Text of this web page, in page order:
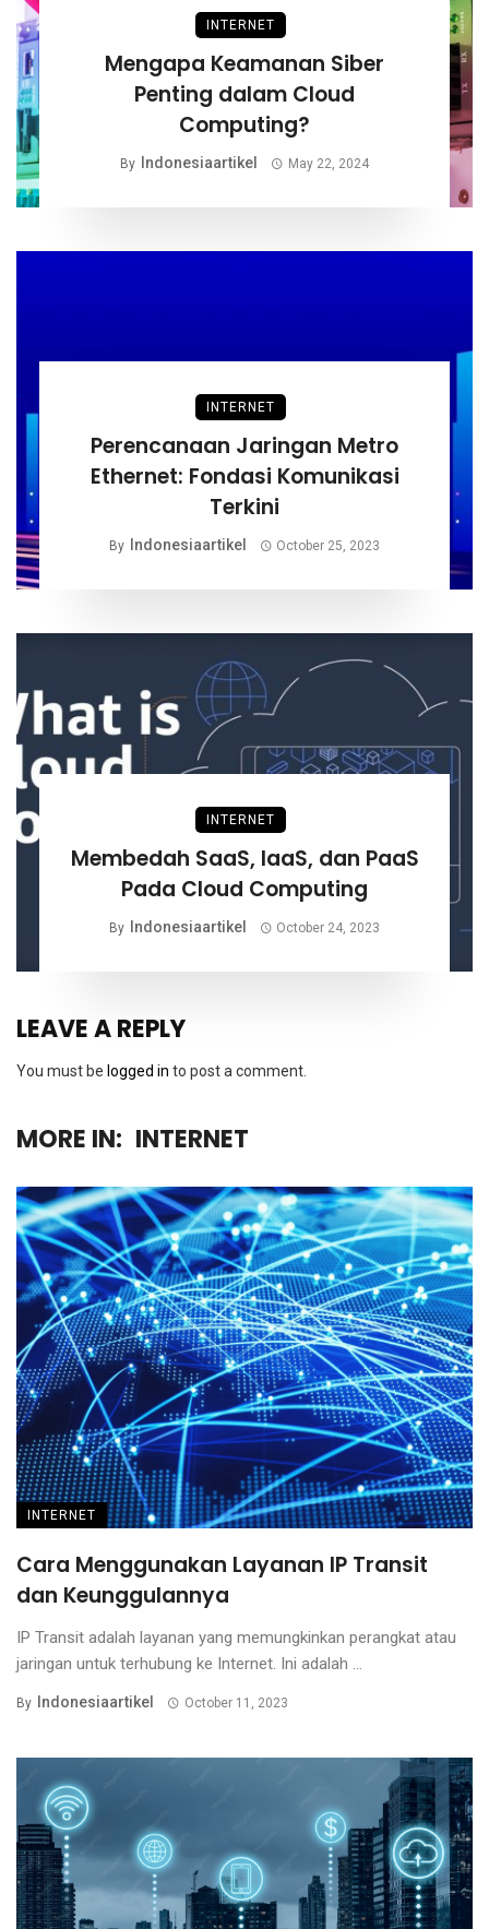
INTERNET
Mengapa Keamanan Siber
Penting dalam Cloud
Computing?
By Indonesiaartikel May 22, 2024
INTERNET
Perencanaan Jaringan Metro
Ethernet: Fondasi Komunikasi
Terkini
By Indonesiaartikel October 25, 2023
INTERNET
Membedah SaaS, IaaS, dan PaaS
Pada Cloud Computing
By Indonesiaartikel October 24, 2023
LEAVE A REPLY
You must be logged in to post a comment.
MORE IN: INTERNET
INTERNET
Cara Menggunakan Layanan IP Transit
dan Keunggulannya
IP Transit adalah layanan yang memungkinkan perangkat atau
jaringan untuk terhubung ke Internet. Ini adalah ...
By Indonesiaartikel October 11, 2023